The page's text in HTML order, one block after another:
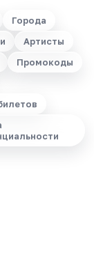
Города
Артисты
Промокоды